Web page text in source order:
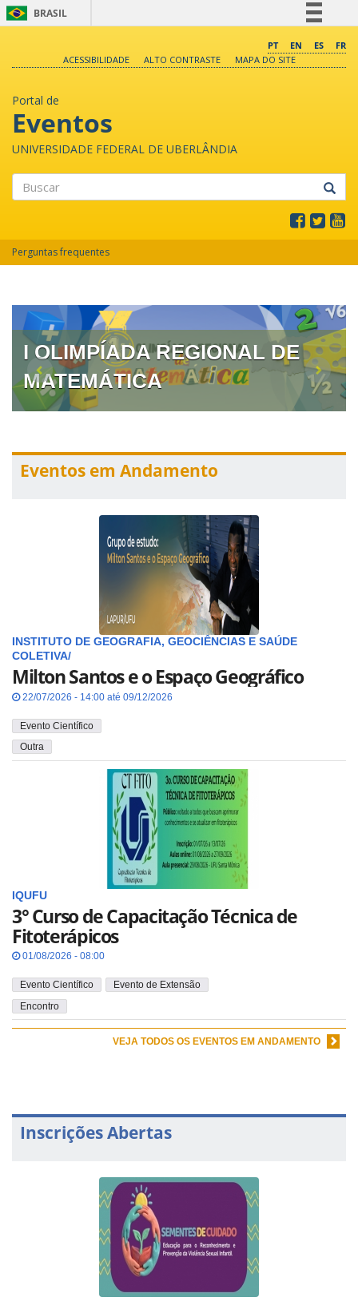
BRASIL
Comunica BR
PT EN ES
FR
ACESSIBILIDADE
ALTO CONTRASTE MAPA DO SITE
Portal de
Eventos
UNIVERSIDADE FEDERAL DE UBERLÂNDIA
Perguntas frequentes
I OLIMPÍADA REGIONAL DE
MATEMÁTICA
Eventos em Andamento
INSTITUTO DE GEOGRAFIA, GEOCIÊNCIAS E SAÚDE
COLETIVA/
Milton Santos e o Espaço Geográfico
22/07/2026 - 14:00 até 09/12/2026
Evento Científico
Outra
IQUFU
3° Curso de Capacitação Técnica de
Fitoterápicos
01/08/2026 - 08:00
Evento Científico
Evento de Extensão
Encontro
VEJA TODOS OS EVENTOS EM ANDAMENTO
Inscrições Abertas